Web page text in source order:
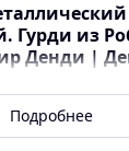
Гурди из
Денди |
под
значок
Подробнее